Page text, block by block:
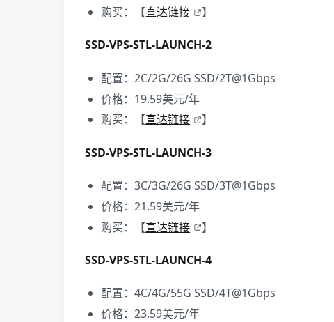
购买：【直达链接 】
SSD-VPS-STL-LAUNCH-2
配置：2C/2G/26G SSD/2T@1Gbps
价格：19.59美元/年
购买：【直达链接 】
SSD-VPS-STL-LAUNCH-3
配置：3C/3G/26G SSD/3T@1Gbps
价格：21.59美元/年
购买：【直达链接 】
SSD-VPS-STL-LAUNCH-4
配置：4C/4G/55G SSD/4T@1Gbps
价格：23.59美元/年